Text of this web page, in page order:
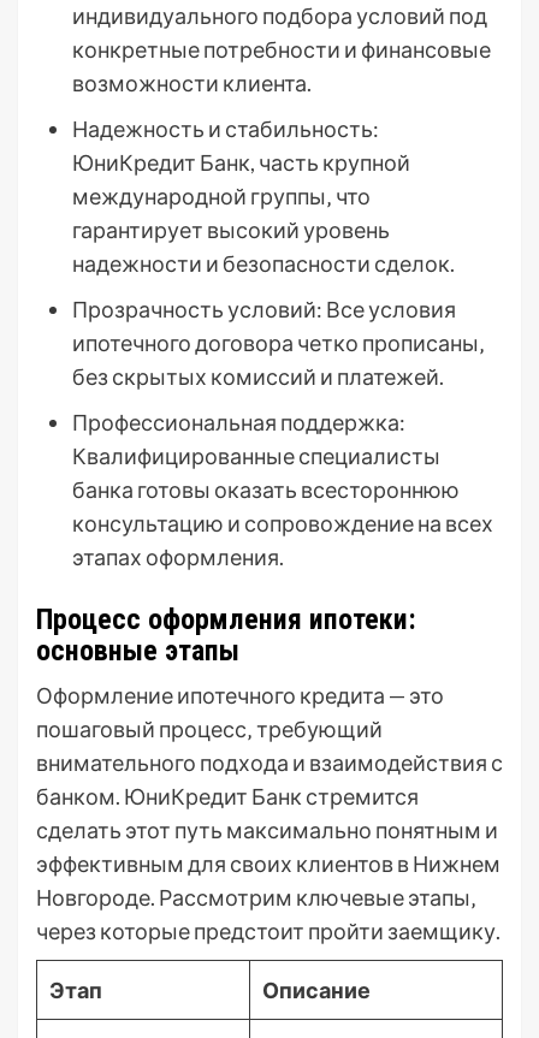
индивидуального подбора условий под
конкретные потребности и финансовые
возможности клиента.
Надежность и стабильность:
ЮниКредит Банк, часть крупной
международной группы‚ что
гарантирует высокий уровень
надежности и безопасности сделок.
Прозрачность условий: Все условия
ипотечного договора четко прописаны‚
без скрытых комиссий и платежей.
Профессиональная поддержка:
Квалифицированные специалисты
банка готовы оказать всестороннюю
консультацию и сопровождение на всех
этапах оформления.
Процесс оформления ипотеки:
основные этапы
Оформление ипотечного кредита — это
пошаговый процесс‚ требующий
внимательного подхода и взаимодействия с
банком. ЮниКредит Банк стремится
сделать этот путь максимально понятным и
эффективным для своих клиентов в Нижнем
Новгороде. Рассмотрим ключевые этапы‚
через которые предстоит пройти заемщику.
Этап Описание